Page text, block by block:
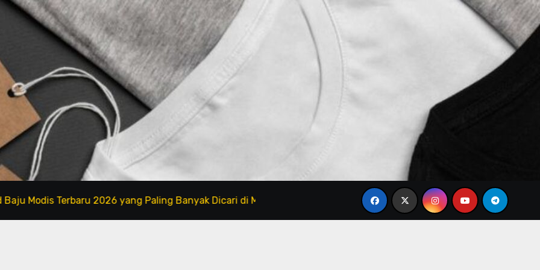
Terbaru 2026 yang Paling Banyak Dicari di Marketplace Brand Baju Modis Terbaru 2026: Desain Simple